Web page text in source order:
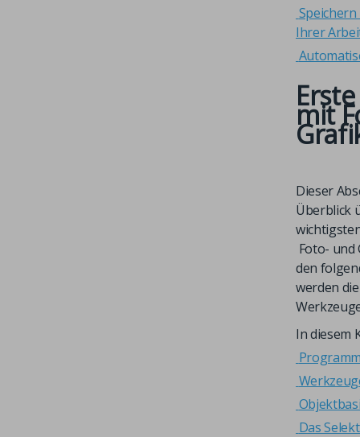
Ihrer
mit
Dieser
Überblick
Foto- und
den
werden
In diesem
Das